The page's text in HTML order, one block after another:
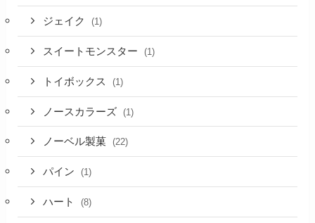
ジェイク (1)
スイートモンスター (1)
トイボックス (1)
ノースカラーズ (1)
ノーベル製菓 (22)
パイン (1)
ハート (8)